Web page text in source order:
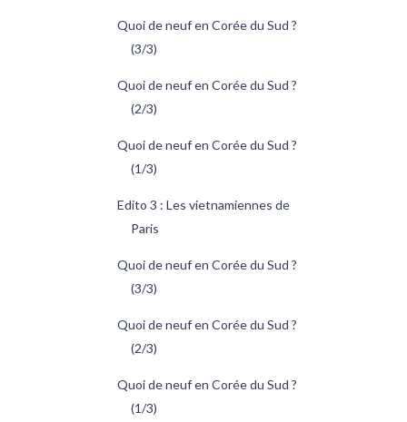
Quoi de neuf en Corée du Sud ?
(3/3)
Quoi de neuf en Corée du Sud ?
(2/3)
Quoi de neuf en Corée du Sud ?
(1/3)
Edito 3 : Les vietnamiennes de
Paris
Quoi de neuf en Corée du Sud ?
(3/3)
Quoi de neuf en Corée du Sud ?
(2/3)
Quoi de neuf en Corée du Sud ?
(1/3)